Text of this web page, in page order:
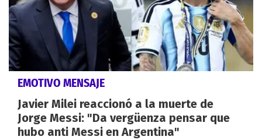
EMOTIVO MENSAJE
Javier Milei reaccionó a la muerte de
Jorge Messi: "Da vergüenza pensar que
hubo anti Messi en Argentina"